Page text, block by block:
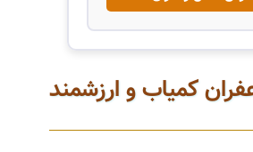
کمیاب و ارزشمند